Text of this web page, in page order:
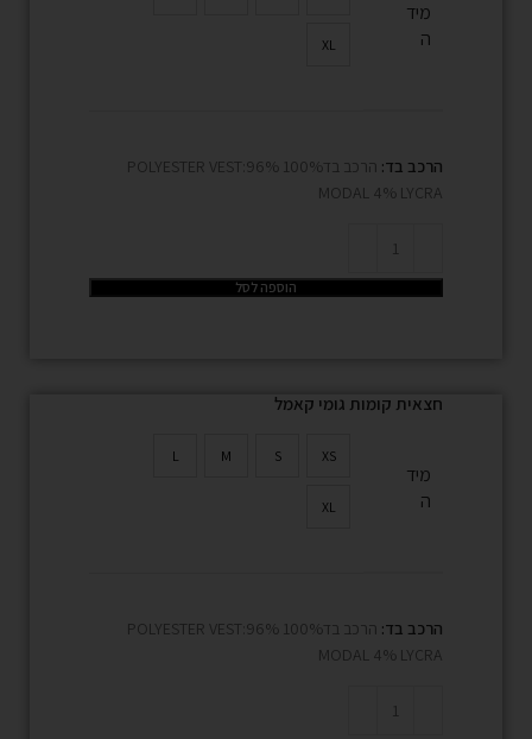
מיד
ה
XL
הרכב בד:
הרכב בד100% POLYESTER VEST:96%
MODAL 4% LYCRA
הוספה לסל
חצאית קומות גומי קאמל
מיד
ה
XS
S
M
L
XL
הרכב בד:
הרכב בד100% POLYESTER VEST:96%
MODAL 4% LYCRA